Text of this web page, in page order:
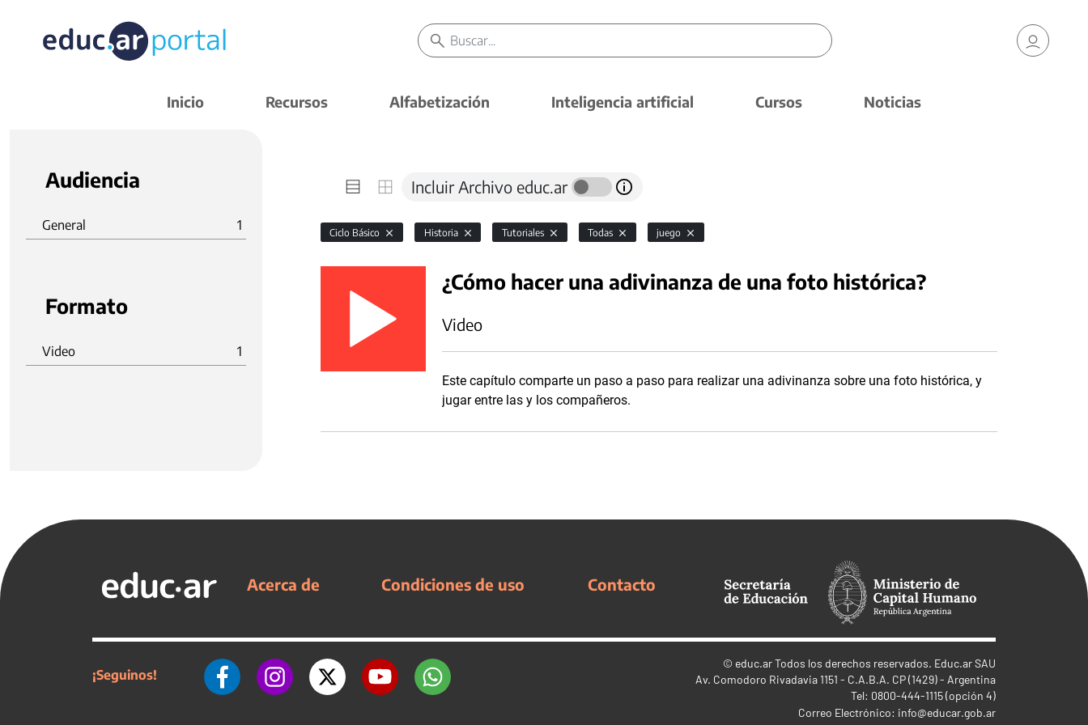
Inicio Recursos Alfabetización Inteligencia artificial Cursos Noticias
Audiencia
General 1
Formato
Video 1
Incluir Archivo educ.ar
Ciclo Básico Historia Tutoriales Todas juego
¿Cómo hacer una adivinanza de una foto histórica?
Video
Este capítulo comparte un paso a paso para realizar una adivinanza sobre una foto histórica, y
jugar entre las y los compañeros.
Acerca de Condiciones de uso Contacto
¡Seguinos!
© educ.arTodos los derechos reservados. Educ.ar SAU
Av. Comodoro Rivadavia 1151 - C.A.B.A. CP (1429) - Argentina
Tel: 0800-444-1115 (opción 4)
Correo Electrónico: info@educar.gob.ar